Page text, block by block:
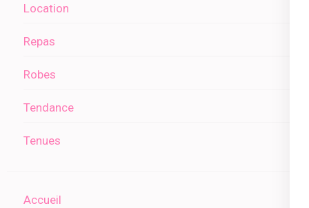
Location
Repas
Robes
Tendance
Tenues
Accueil